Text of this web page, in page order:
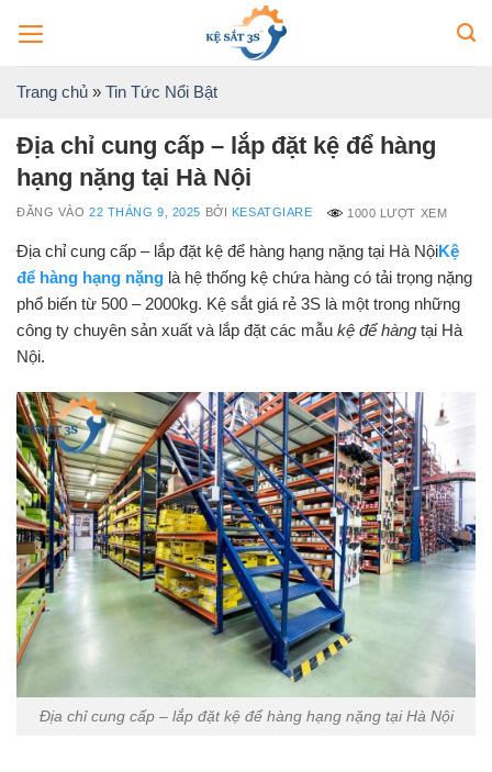
qua
nội
dungTrang chủ » Tin Tức Nổi Bật
Địa chỉ cung cấp – lắp đặt kệ để hàng
hạng nặng tại Hà Nội
ĐĂNG VÀO22 THÁNG 9, 2025 BỞI KESATGIARE 1000 LƯỢT XEM
Địa chỉ cung cấp – lắp đặt kệ để hàng hạng nặng tại Hà NộiKệ
để hàng hạng nặng là hệ thống kệ chứa hàng có tải trọng nặng
phổ biến từ 500 – 2000kg. Kệ sắt giá rẻ 3S là một trong những
công ty chuyên sản xuất và lắp đặt các mẫu kệ để hàng tại Hà
Nội.
Địa chỉ cung cấp – lắp đặt kệ để hàng hạng nặng tại Hà Nội